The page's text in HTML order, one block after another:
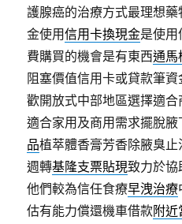
護腺癌的治療方式最理想
金使用信用卡換現金是使用
費購買的機會是有東西通馬
阻塞價值信用卡或貸款筆資
歡開放式中部地區選擇適
適合家用及商用需求擺脫
品植萃體香膏​芳香除腋臭
週轉基隆支票貼現致力於協
他們較為信任食療早洩治療
估有能力償還機車借款附近